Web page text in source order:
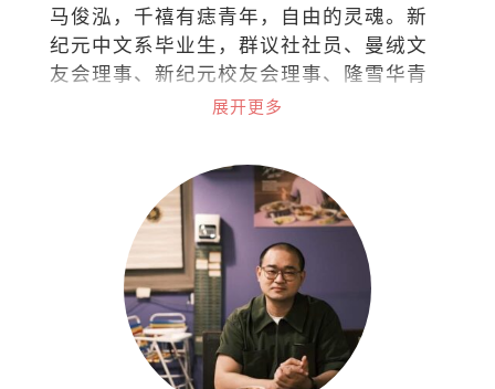
马俊泓，千禧有痣青年，自由的灵魂。新
纪元中文系毕业生，群议社社员、曼绒文
友会理事、新纪元校友会理事、隆雪华青
展开更多